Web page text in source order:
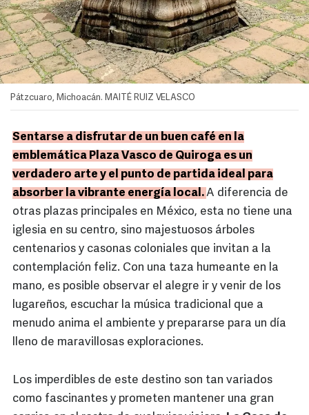
Pátzcuaro, Michoacán. MAITÉ RUIZ VELASCO
Sentarse a disfrutar de un buen café en la
emblemática Plaza Vasco de Quiroga es un
verdadero arte y el punto de partida ideal para
absorber la vibrante energía local.A diferencia de
otras plazas principales en México, esta no tiene una
iglesia en su centro, sino majestuosos árboles
centenarios y casonas coloniales que invitan a la
contemplación feliz. Con una taza humeante en la
mano, es posible observar el alegre ir y venir de los
lugareños, escuchar la música tradicional que a
menudo anima el ambiente y prepararse para un día
lleno de maravillosas exploraciones.
Los imperdibles de este destino son tan variados
como fascinantes y prometen mantener una gran